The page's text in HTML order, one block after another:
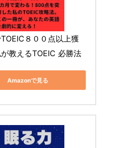
８００点以上獲
教えるTOEIC 必勝法
Amazonで見る